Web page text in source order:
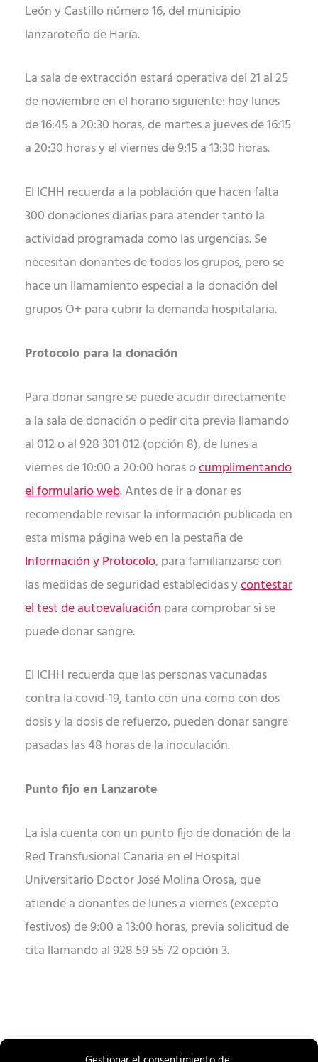
León y Castillo número 16, del municipio
lanzaroteño de Haría.
La sala de extracción estará operativa del 21 al 25
de noviembre en el horario siguiente: hoy lunes
de 16:45 a 20:30 horas, de martes a jueves de 16:15
a 20:30 horas y el viernes de 9:15 a 13:30 horas.
El ICHH recuerda a la población que hacen falta
300 donaciones diarias para atender tanto la
actividad programada como las urgencias. Se
necesitan donantes de todos los grupos, pero se
hace un llamamiento especial a la donación del
grupos O+ para cubrir la demanda hospitalaria.
Protocolo para la donación
Para donar sangre se puede acudir directamente
a la sala de donación o pedir cita previa llamando
al 012 o al 928 301 012 (opción 8), de lunes a
viernes de 10:00 a 20:00 horas ocumplimentando
el formulario web. Antes de ir a donar es
recomendable revisar la información publicada en
esta misma página web en la pestaña de
Información y Protocolo, para familiarizarse con
las medidas de seguridad establecidas ycontestar
el test de autoevaluaciónpara comprobar si se
puede donar sangre.
El ICHH recuerda que las personas vacunadas
contra la covid-19, tanto con una como con dos
dosis y la dosis de refuerzo, pueden donar sangre
pasadas las 48 horas de la inoculación.
Punto fijo en Lanzarote
La isla cuenta con un punto fijo de donación de la
Red Transfusional Canaria en el Hospital
Universitario Doctor José Molina Orosa, que
atiende a donantes de lunes a viernes (excepto
festivos) de 9:00 a 13:00 horas, previa solicitud de
cita llamando al 928 59 55 72 opción 3.